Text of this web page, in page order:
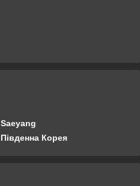
Saeyang
Південна Корея